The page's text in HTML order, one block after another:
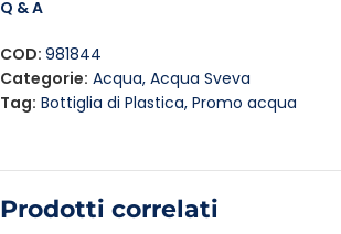
Q & A
COD: 981844
Categorie: Acqua, Acqua Sveva
Tag: Bottiglia di Plastica, Promo acqua
Prodotti correlati